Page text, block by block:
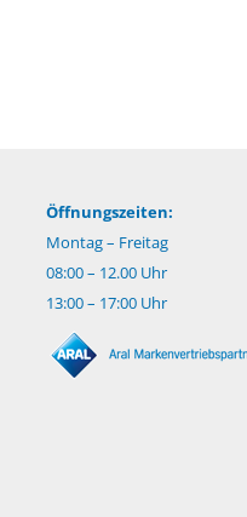
Öffnungszeiten:
Montag – Freitag
08:00 – 12.00 Uhr
13:00 – 17:00 Uhr